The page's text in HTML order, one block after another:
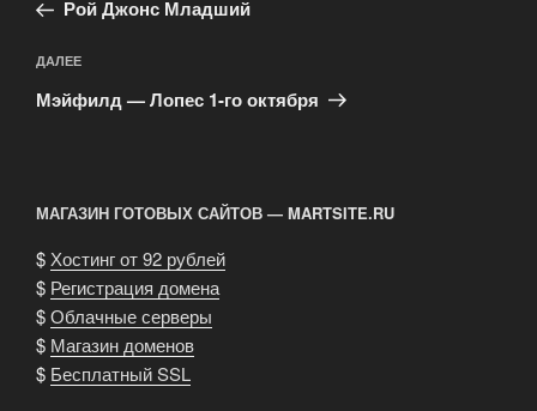
записям
Рой Джонс Младший
Следующая
запись
ДАЛЕЕ
Мэйфилд — Лопес 1-го октября
МАГАЗИН ГОТОВЫХ САЙТОВ — MARTSITE.RU
$Хостинг от 92 рублей
$ Регистрация домена
$Облачные серверы
$ Магазин доменов
$ Бесплатный SSL